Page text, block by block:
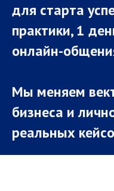
для старта
практики, 1
онлайн-
Мы меняем
бизнеса и
реальных